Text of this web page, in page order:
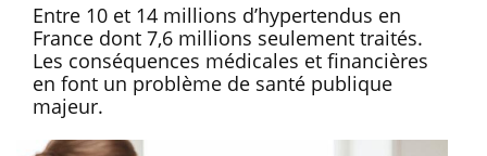
Entre 10 et 14 millions d’hypertendus en
France dont 7,6 millions seulement traités.
Les conséquences médicales et financières
en font un problème de santé publique
majeur.